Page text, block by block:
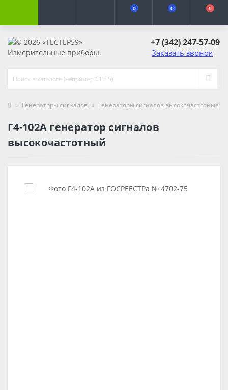
0 0 0
+7 (342) 247-57-09
Заказать звонок
Генераторы сигналов Генераторы сигналов высокочастотные
Г4-102А генератор сигналов
высокочастотный